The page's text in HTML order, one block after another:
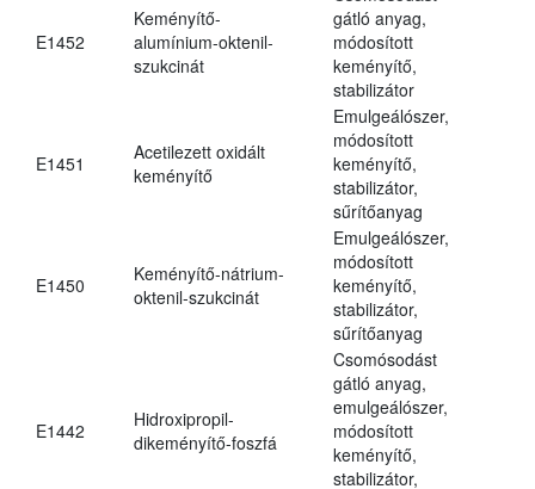
E1452
Keményítő-
alumínium-oktenil-
szukcinát
gátló anyag,
módosított
keményítő,
stabilizátor
E1451
Acetilezett oxidált
keményítő
Emulgeálószer,
módosított
keményítő,
stabilizátor,
sűrítőanyag
E1450
Keményítő-nátrium-
oktenil-szukcinát
Emulgeálószer,
módosított
keményítő,
stabilizátor,
sűrítőanyag
E1442
Hidroxipropil-
dikeményítő-foszfá
Csomósodást
gátló anyag,
emulgeálószer,
módosított
keményítő,
stabilizátor,